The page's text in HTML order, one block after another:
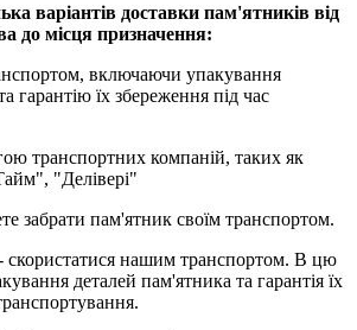
варіантів доставки пам'ятників від
до місця призначення:
включаючи упакування
гарантію їх збереження під час
транспортних компаній, таких як
"Делівері"
забрати пам'ятник своїм транспортом.
скористатися нашим транспортом. В цю
деталей пам'ятника та гарантія їх